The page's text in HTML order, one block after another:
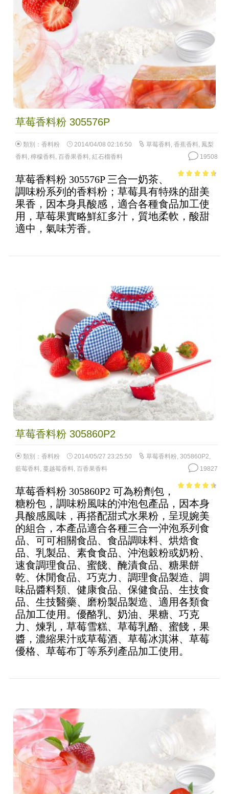
草莓香料粉 305576P
類別： 香料粉 2014/04/08 02:16:50 草莓香料 香蕉香料 鳳梨
香料 檸檬香料 百香果香料 紅石榴香料 19508
of 5
草莓香料粉 305576P 三合一奶茶、
調味粉系列的香料粉；草莓具有特殊的甜美
果香，因本身具酸感，適合各種食品加工使
用，草莓果實略鮮紅多汁，質地柔軟，酸甜
適中，氣味芳香。
草莓香料粉 305860P2
類別： 香料粉 2014/05/27 23:25:50 草莓香料粉, 305860P2,
藍莓香料, 蔓越莓香料, 百香果香料 19827
of 5
草莓香料粉 305860P2 可為粉劑包，
糖粉包，調味粉風味的沖泡包產品，因本身
具酸感風味，再搭配甜式水果粉，呈現婉美
的組合，本產品適合各種三合一沖泡系列食
品、可可相關食品、食品調味料、烘焙食
品、乳製品、素食食品、沖泡穀粉或奶粉、
速食調理食品、蜜餞、醃漬食品、糖果餅
乾、休閒食品、巧克力、調理食品製造、調
味品醬料類、健康食品、保健食品、生技食
品、生技醫藥、磨粉製品製造、適用各類食
品加工使用。優酪乳、奶油、果糖、巧克
力、煉乳，草莓雪糕、草莓乳酪、蜜餞，果
醬，濃縮果汁或草莓酒、草莓冰淇淋、草莓
優格、草莓布丁等系列產品加工使用。